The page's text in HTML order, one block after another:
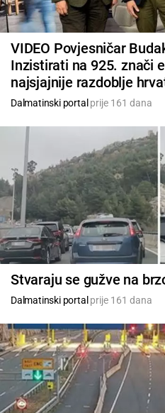
VIDEO Povjesničar
Inzistirati na 925. znači
najsjajnije razdoblje
Dalmatinski portal prije 161 dana
Stvaraju se gužve na
Dalmatinski portal prije 161 dana